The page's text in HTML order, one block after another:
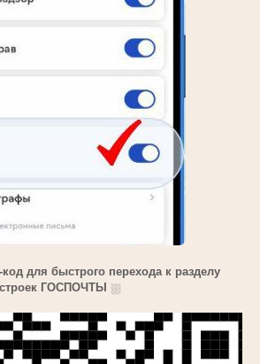
код для быстрого перехода к разделу
ГОСПОЧТЫ
⛆